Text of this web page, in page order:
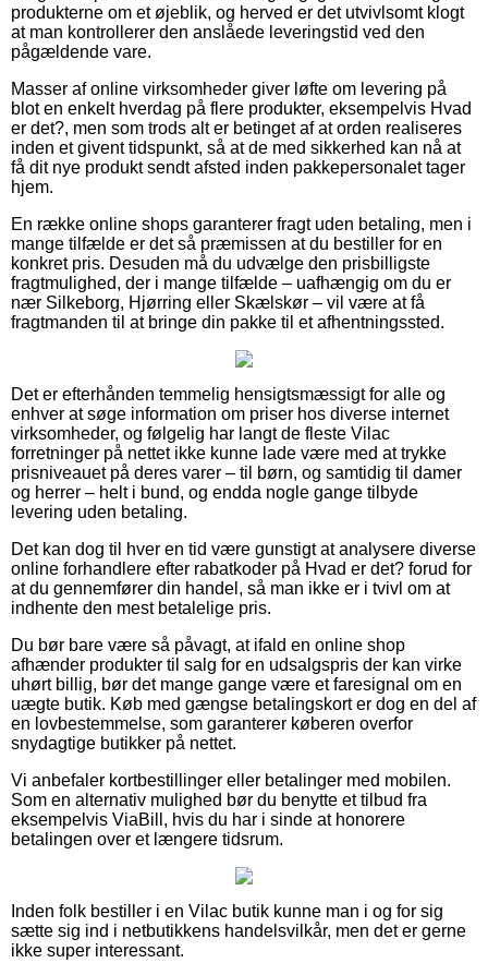
produkterne om et øjeblik, og herved er det utvivlsomt klogt
at man kontrollerer den anslåede leveringstid ved den
pågældende vare.
Masser af online virksomheder giver løfte om levering på
blot en enkelt hverdag på flere produkter, eksempelvis Hvad
er det?, men som trods alt er betinget af at orden realiseres
inden et givent tidspunkt, så at de med sikkerhed kan nå at
få dit nye produkt sendt afsted inden pakkepersonalet tager
hjem.
En række online shops garanterer fragt uden betaling, men i
mange tilfælde er det så præmissen at du bestiller for en
konkret pris. Desuden må du udvælge den prisbilligste
fragtmulighed, der i mange tilfælde – uafhængig om du er
nær Silkeborg, Hjørring eller Skælskør – vil være at få
fragtmanden til at bringe din pakke til et afhentningssted.
Det er efterhånden temmelig hensigtsmæssigt for alle og
enhver at søge information om priser hos diverse internet
virksomheder, og følgelig har langt de fleste Vilac
forretninger på nettet ikke kunne lade være med at trykke
prisniveauet på deres varer – til børn, og samtidig til damer
og herrer – helt i bund, og endda nogle gange tilbyde
levering uden betaling.
Det kan dog til hver en tid være gunstigt at analysere diverse
online forhandlere efter rabatkoder på Hvad er det? forud for
at du gennemfører din handel, så man ikke er i tvivl om at
indhente den mest betalelige pris.
Du bør bare være så påvagt, at ifald en online shop
afhænder produkter til salg for en udsalgspris der kan virke
uhørt billig, bør det mange gange være et faresignal om en
uægte butik. Køb med gængse betalingskort er dog en del af
en lovbestemmelse, som garanterer køberen overfor
snydagtige butikker på nettet.
Vi anbefaler kortbestillinger eller betalinger med mobilen.
Som en alternativ mulighed bør du benytte et tilbud fra
eksempelvis ViaBill, hvis du har i sinde at honorere
betalingen over et længere tidsrum.
Inden folk bestiller i en Vilac butik kunne man i og for sig
sætte sig ind i netbutikkens handelsvilkår, men det er gerne
ikke super interessant.